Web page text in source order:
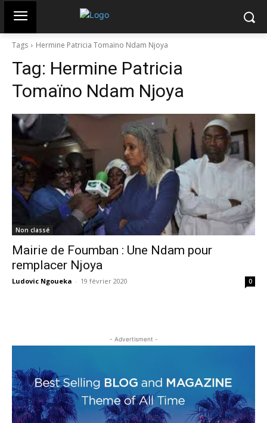
Tags Hermine Patricia Tomaïno Ndam Njoya
Tag: Hermine Patricia
Tomaïno Ndam Njoya
Non classé
Mairie de Foumban : Une Ndam pour
remplacer Njoya
Ludovic Ngoueka - 19 février 2020 0
- Advertisment -